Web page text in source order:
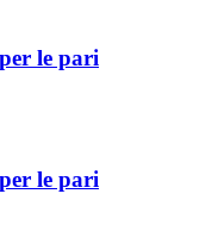
le pari
le pari